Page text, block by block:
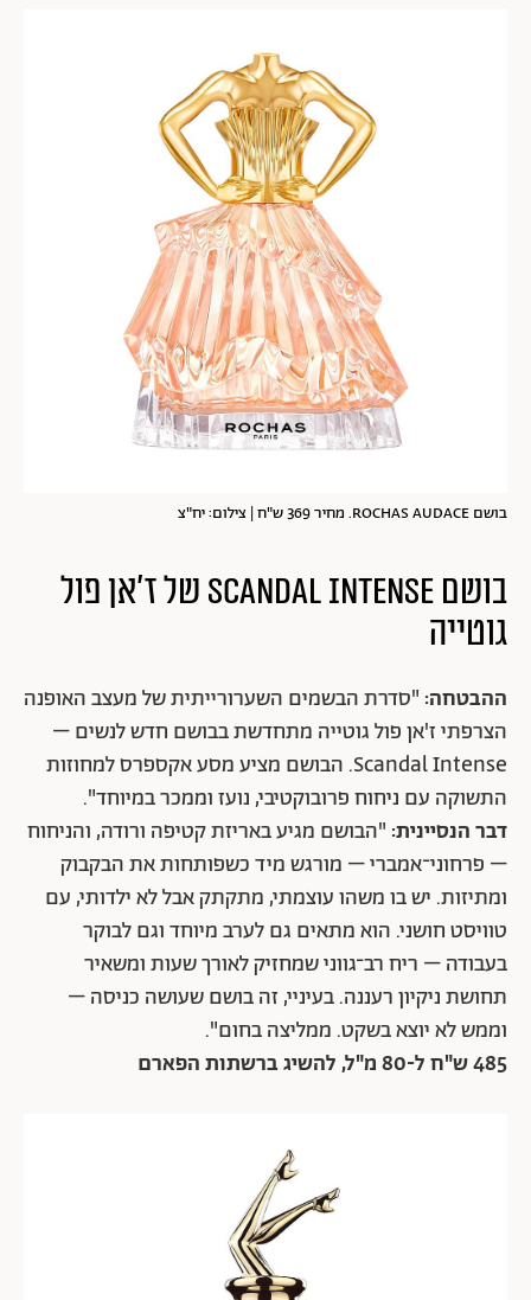
בושם ROCHAS AUDACE. מחיר 369 ש"ח | צילום: יח"צ
בושם SCANDAL INTENSE של ז'אן פול
גוטייה
ההבטחה: "סדרת הבשמים השערורייתית של מעצב האופנה
הצרפתי ז'אן פול גוטייה מתחדשת בבושם חדש לנשים –
Scandal Intense. הבושם מציע מסע אקספרס למחוזות
התשוקה עם ניחוח פרובוקטיבי, נועז וממכר במיוחד".
דבר הנסיינית: "הבושם מגיע באריזת קטיפה ורודה, והניחוח
– פרחוני־אמברי – מורגש מיד כשפותחות את הבקבוק
ומתיזות. יש בו משהו עוצמתי, מתקתק אבל לא ילדותי, עם
טוויסט חושני. הוא מתאים גם לערב מיוחד וגם לבוקר
בעבודה – ריח רב־גווני שמחזיק לאורך שעות ומשאיר
תחושת ניקיון רעננה. בעיניי, זה בושם שעושה כניסה –
וממש לא יוצא בשקט. ממליצה בחום".
485 ש"ח ל-80 מ"ל, להשיג ברשתות הפארם